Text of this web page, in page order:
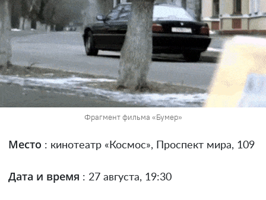
Фрагмент фильма «Бумер»
Место : кинотеатр «Космос», Проспект мира, 109
Дата и время : 27 августа, 19:30